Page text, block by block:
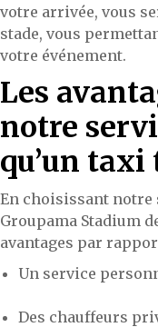
votre arrivée, vous
stade, vous
votre événement.
Les
notre
qu’un
En choisissant notre
Groupama Stadium
avantages par
Un service
Des chauffeurs